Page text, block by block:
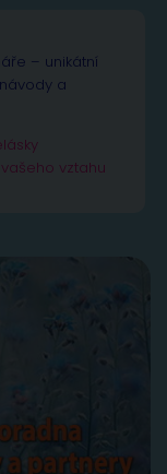
– unikátní
a
vztahu